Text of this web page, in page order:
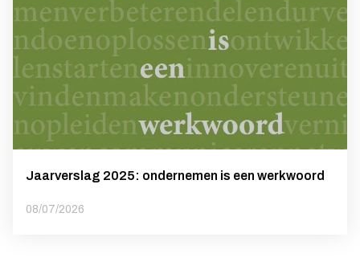
Jaarverslag 2025: ondernemen is een werkwoord
08/07/2026